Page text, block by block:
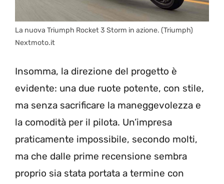
La nuova Triumph Rocket 3 Storm in azione. (Triumph)
Nextmoto.it
Insomma, la direzione del progetto è
evidente: una due ruote potente, con stile,
ma senza sacrificare la maneggevolezza e
la comodità per il pilota. Un’impresa
praticamente impossibile, secondo molti,
ma che dalle prime recensione sembra
proprio sia stata portata a termine con